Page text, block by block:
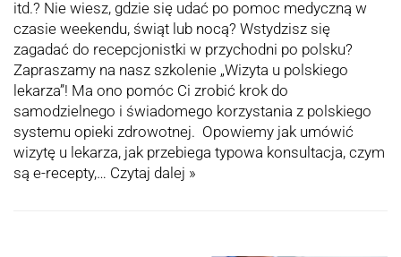
itd.? Nie wiesz, gdzie się udać po pomoc medyczną w
czasie weekendu, świąt lub nocą? Wstydzisz się
zagadać do recepcjonistki w przychodni po polsku?
Zapraszamy na nasz szkolenie „Wizyta u polskiego
lekarza”! Ma ono pomóc Ci zrobić krok do
samodzielnego i świadomego korzystania z polskiego
systemu opieki zdrowotnej. Opowiemy jak umówić
wizytę u lekarza, jak przebiega typowa konsultacja, czym
są e-recepty,… Czytaj dalej »